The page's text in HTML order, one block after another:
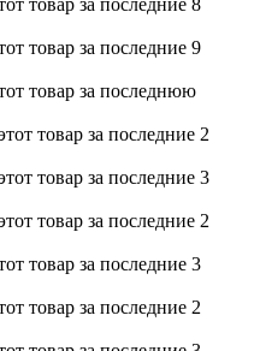
товар за последние 9
товар за последнюю
товар за последние 2
товар за последние 3
товар за последние 2
товар за последние 3
товар за последние 2